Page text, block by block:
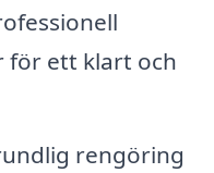
för ett klart och
rengöring